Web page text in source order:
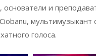
и
голоса.